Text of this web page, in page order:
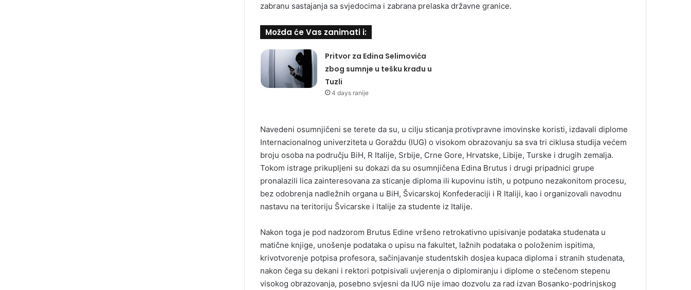
zabranu sastajanja sa svjedocima i zabrana prelaska državne granice.
Možda će Vas zanimati i:
Pritvor za Edina Selimovića
zbog sumnje u tešku krađu u
Tuzli
4 days ranije
Navedeni osumnjičeni se terete da su, u cilju sticanja protivpravne imovinske koristi, izdavali diplome
Internacionalnog univerziteta u Goraždu (IUG) o visokom obrazovanju sa sva tri ciklusa studija većem
broju osoba na području BiH, R Italije, Srbije, Crne Gore, Hrvatske, Libije, Turske i drugih zemalja.
Tokom istrage prikupljeni su dokazi da su osumnjičena Edina Brutus i drugi pripadnici grupe
pronalazili lica zainteresovana za sticanje diploma ili kupovinu istih, u potpuno nezakonitom procesu,
bez odobrenja nadležnih organa u BiH, Švicarskoj Konfederaciji i R Italiji, kao i organizovali navodnu
nastavu na teritoriju Švicarske i Italije za studente iz Italije.
Nakon toga je pod nadzorom Brutus Edine vršeno retrokativno upisivanje podataka studenata u
matične knjige, unošenje podataka o upisu na fakultet, lažnih podataka o položenim ispitima,
krivotvorenje potpisa profesora, sačinjavanje studentskih dosjea kupaca diploma i stranih studenata,
nakon čega su dekani i rektori potpisivali uvjerenja o diplomiranju i diplome o stečenom stepenu
visokog obrazovanja, posebno svjesni da IUG nije imao dozvolu za rad izvan Bosanko-podrinjskog